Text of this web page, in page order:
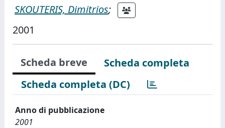
SKOUTERIS, Dimitrios;
2001
Scheda breve
Scheda completa
Scheda completa (DC)
Anno di pubblicazione
2001